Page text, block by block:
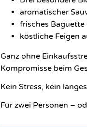
aromatischer
frisches
köstliche Feigen
Ganz ohne
Kompromisse beim
Kein Stress, kein
Für zwei Personen –